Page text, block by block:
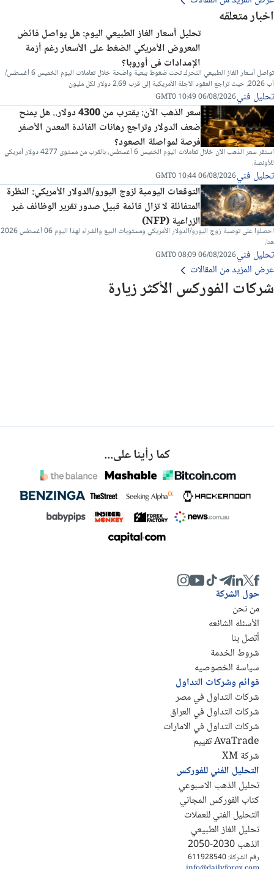
شركات الفوركس الأكثر زيارة
اخبار متعلقه
تحليل أسعار الغاز الطبيعي اليوم: هل يواصل فائض
المعروض الأمريكي الضغط على الأسعار رغم أزمة
الإمدادات في أوروبا؟
تواصل أسعار الغاز الطبيعي التحرك تحت ضغوط بيعية واضحة خلال تعاملات اليوم الخميس 6 أغسطس/
آب 2026. حيث تراجع العقود الآجلة الأمريكية إلى قرب 2.69 دولار لكل مليون
تحليل فني06/08/2026 10:49 GMT0
سعر الذهب الآن: يقترب من 4300 دولار.. هل يمنح
ضعف الدولار وتراجع رهانات الفائدة المعدن الأصفر
فرصة لمواصلة الصعود؟
استقر سعر الذهب الآن خلال تعاملات اليوم الخميس 6 أغسطس، بالقرب من مستوى 4277 دولار أمريكي
للأونصة.
تحليل فني06/08/2026 10:44 GMT0
التوقعات اليومية لزوج اليورو/الدولار الأمريكي: النظرة
المتفائلة لا تزال قائمة قبيل صدور تقرير الوظائف غير
الزراعية (NFP)
احصلوا على توصية زوج اليورو/الدولار الأمريكي ومستويات البيع والشراء لهذا اليوم 06 أغسطس 2026
هنا.
تحليل فني06/08/2026 08:09 GMT0
عرض المزيد من المقالات
كما رأينا على...
رقم الشركة: 611928540
حول الشركة
من نحن
الأسئله الشائعه
أتصل بنا
شروط الخدمة
سياسة الخصوصيه
قوائم وشركات التداول
شركات التداول في مصر
شركات التداول في العراق
شركات التداول في الامارات
AvaTrade تقييم
شركة XM
التحليل الفني للفوركس
تحليل الذهب الاسبوعي
كتاب الفوركس المجاني
التحليل الفني للعملات
تحليل الغاز الطبيعي
الذهب 2030-2050